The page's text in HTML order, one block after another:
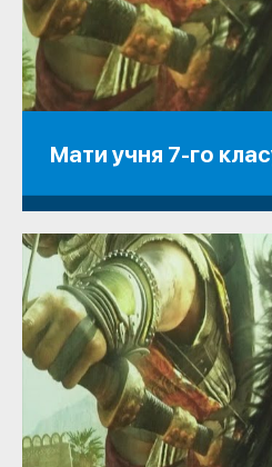
Мати учня 7-го